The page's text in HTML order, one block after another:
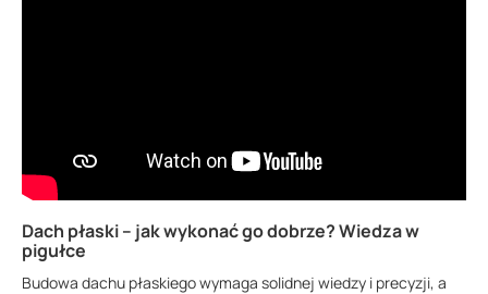
Dach płaski – jak wykonać go dobrze? Wiedza w
pigułce
Budowa dachu płaskiego wymaga solidnej wiedzy i precyzji, a